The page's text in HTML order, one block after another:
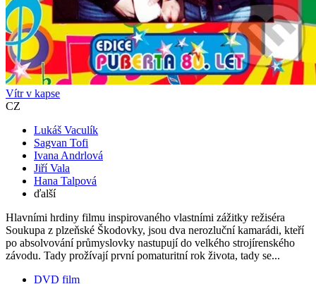
Vítr v kapse
CZ
Lukáš Vaculík
Sagvan Tofi
Ivana Andrlová
Jiří Vala
Hana Talpová
ďalší
Hlavními hrdiny filmu inspirovaného vlastními zážitky režiséra
Soukupa z plzeňské Škodovky, jsou dva nerozluční kamarádi, kteří
po absolvování průmyslovky nastupují do velkého strojírenského
závodu. Tady prožívají první pomaturitní rok života, tady se...
DVD film